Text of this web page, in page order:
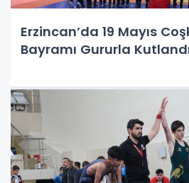
Erzincan’da 19 Mayıs
Bayramı Gururla